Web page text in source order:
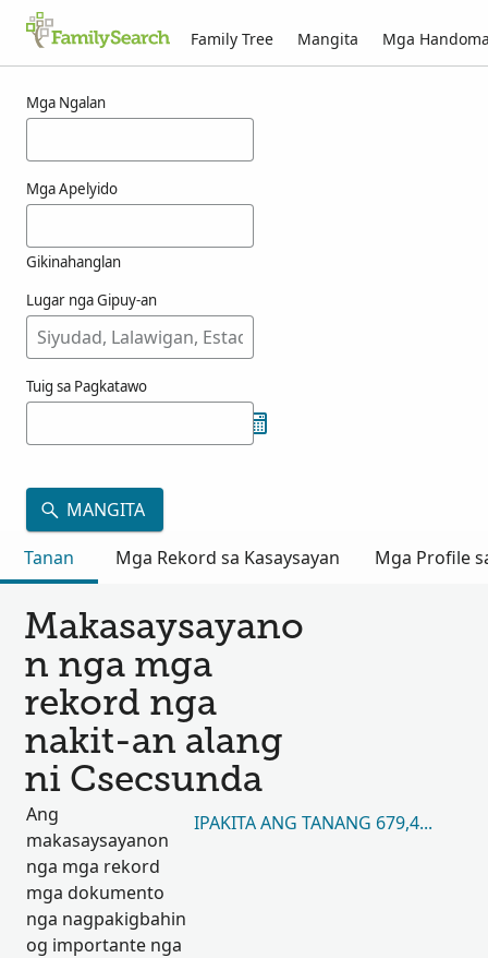
Family Tree Mangita Mga
Mga Ngalan
Mga Apelyido
Gikinahanglan
Lugar nga Gipuy-an
Tuig sa Pagkatawo
MANGITA
Tanan
Mga Rekord sa Kasaysayan Mga Profile
Makasaysayano
n nga mga
rekord nga
nakit-an alang
ni Csecsunda
Ang
makasaysayanon
nga mga rekord
mga dokumento
nga nagpakigbahin
og importante nga
IPAKITA ANG TANANG 679,476